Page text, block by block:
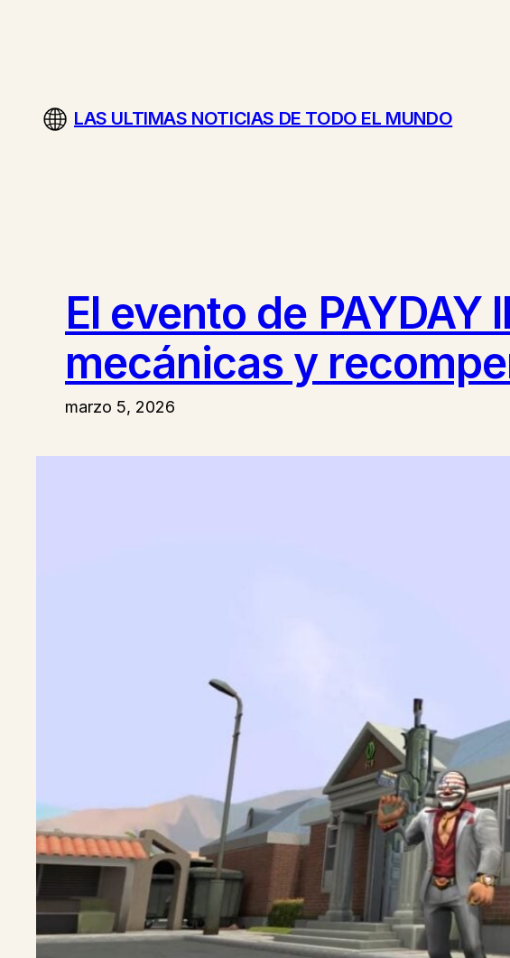
LAS ULTIMAS NOTICIAS DE TODO EL MUNDO
El evento de
mecánicas y
marzo 5, 2026